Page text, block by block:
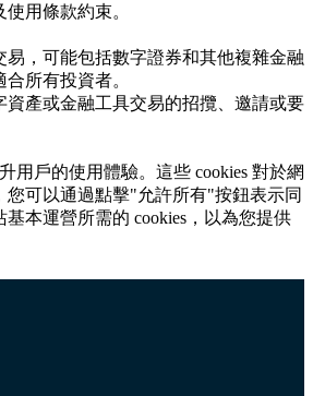
用條款約束。
易，可能包括數字證券和其他複雜金融
所有投資者。
資產或金融工具交易的招攬、邀請或要
用戶的使用體驗。這些 cookies 對於網
您可以通過點擊"允許所有"按鈕表示同
本運營所需的 cookies，以為您提供